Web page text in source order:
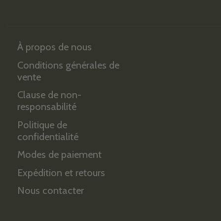
À propos de nous
Conditions générales de
vente
Clause de non-
responsabilité
Politique de
confidentialité
Modes de paiement
Expédition et retours
Nous contacter